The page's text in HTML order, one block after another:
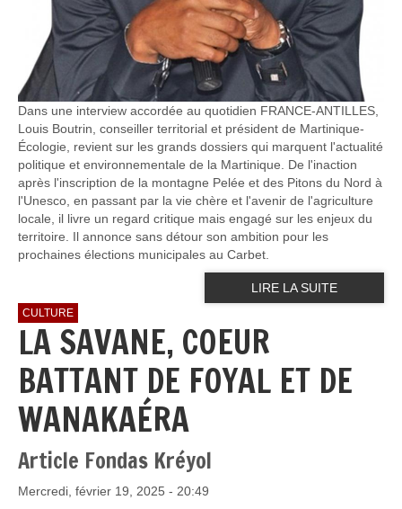
Dans une interview accordée au quotidien FRANCE-ANTILLES,
Louis Boutrin, conseiller territorial et président de Martinique-
Écologie, revient sur les grands dossiers qui marquent l'actualité
politique et environnementale de la Martinique. De l'inaction
après l'inscription de la montagne Pelée et des Pitons du Nord à
l'Unesco, en passant par la vie chère et l'avenir de l'agriculture
locale, il livre un regard critique mais engagé sur les enjeux du
territoire. Il annonce sans détour son ambition pour les
prochaines élections municipales au Carbet.
LIRE LA SUITE
CULTURE
LA SAVANE, COEUR
BATTANT DE FOYAL ET DE
WANAKAÉRA
Article Fondas Kréyol
Mercredi, février 19, 2025 - 20:49